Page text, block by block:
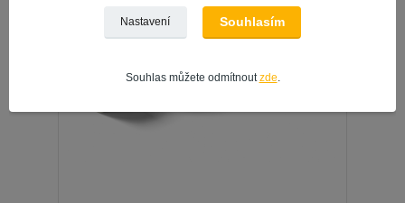
Nastavení Souhlasím
Souhlas můžete odmítnout zde